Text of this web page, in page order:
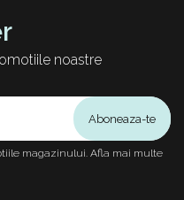
noastre
magazinului. Afla mai multe